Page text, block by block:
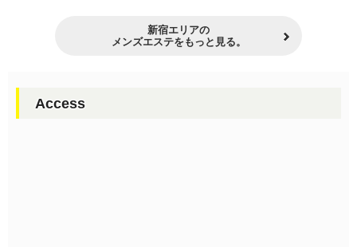
新宿エリアの
メンズエステをもっと見る。
Access